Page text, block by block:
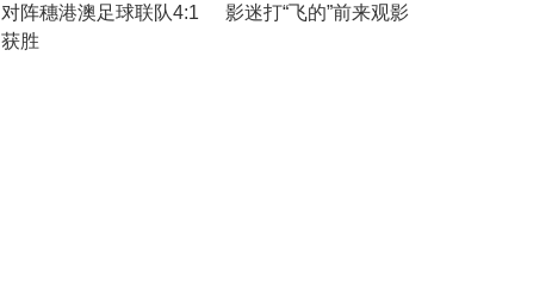
对阵穗港澳足球联队4:1
获胜
影迷打“飞的”前来观影